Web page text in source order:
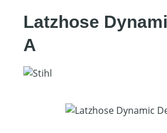
Latzhose
A
Bildergalerie überspringen